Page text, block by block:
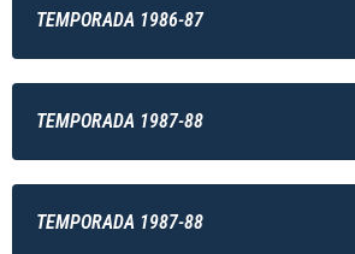
TEMPORADA 1986-87
TEMPORADA 1987-88
TEMPORADA 1987-88